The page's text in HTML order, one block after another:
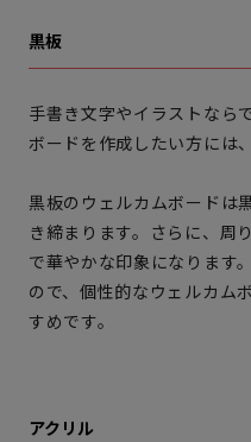
黒板
手書き文字やイラストなら
ボードを作成したい方には
黒板のウェルカムボードは
き締まります。さらに、周
で華やかな印象になります
ので、個性的なウェルカム
すめです。
アクリル